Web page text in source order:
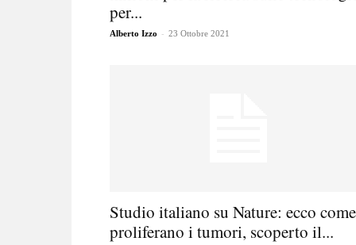
per...
Alberto Izzo - 23 Ottobre 2021
Studio italiano su Nature: ecco come
proliferano i tumori, scoperto il...